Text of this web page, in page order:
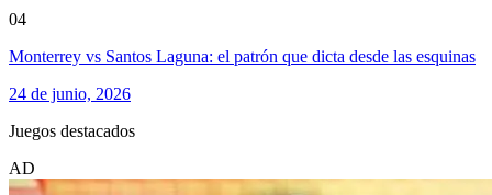
04
Monterrey vs Santos Laguna: el patrón que dicta desde las esquinas
24 de junio, 2026
Juegos destacados
AD